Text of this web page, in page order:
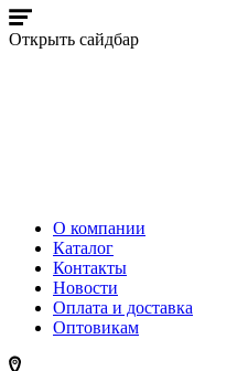
Открыть сайдбар
О компании
Каталог
Контакты
Новости
Оплата и доставка
Оптовикам